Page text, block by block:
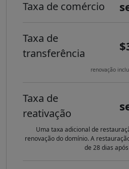
Taxa de comércio
Taxa de
transferência
renovação
Taxa de
reativação
Uma taxa adicional de
renovação do domínio. A
de 28 dias